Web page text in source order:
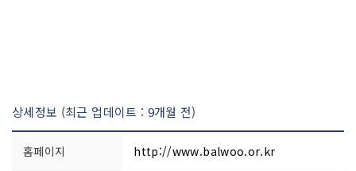
상세정보 (최근 업데이트 : 9개월 전)
홈페이지 http://www.balwoo.or.kr